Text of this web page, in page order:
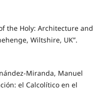
the Holy: Architecture and
Wiltshire, UK”.
Miranda, Manuel
el Calcolítico en el